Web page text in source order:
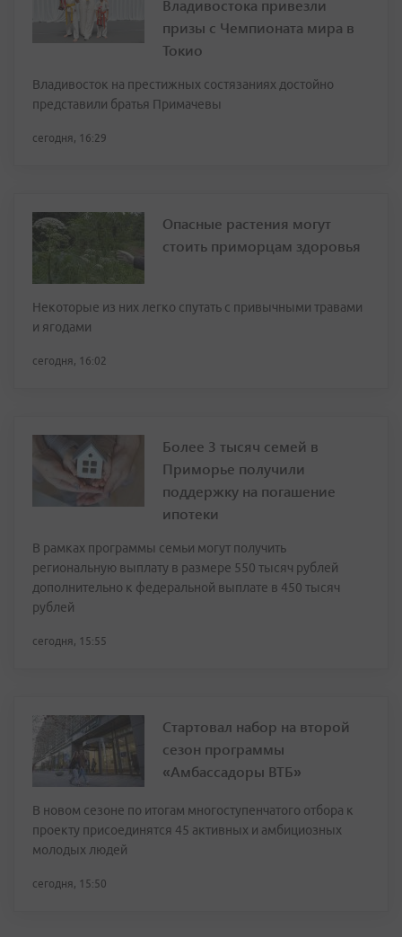
Владивостока привезли
призы с Чемпионата мира в
Токио
Владивосток на престижных состязаниях достойно
представили братья Примачевы
сегодня, 16:29
Опасные растения могут
стоить приморцам здоровья
Некоторые из них легко спутать с привычными травами
и ягодами
сегодня, 16:02
Более 3 тысяч семей в
Приморье получили
поддержку на погашение
ипотеки
В рамках программы семьи могут получить
региональную выплату в размере 550 тысяч рублей
дополнительно к федеральной выплате в 450 тысяч
рублей
сегодня, 15:55
Стартовал набор на второй
сезон программы
«Амбассадоры ВТБ»
В новом сезоне по итогам многоступенчатого отбора к
проекту присоединятся 45 активных и амбициозных
молодых людей
сегодня, 15:50